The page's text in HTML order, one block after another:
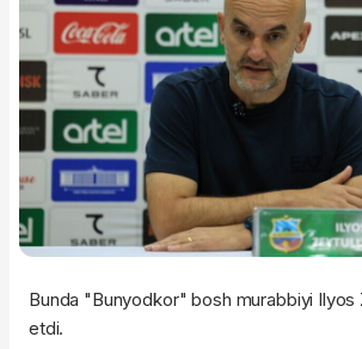
Bunda "Bunyodkor" bosh murabbiyi
etdi.